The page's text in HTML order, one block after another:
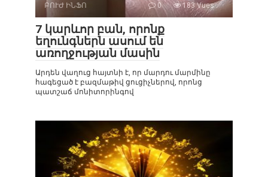
ԲՈՒԺ ԻՆՖՈ 0 183 Vues :
7 կարևոր բան, որոնք
եղունգներն ասում են
առողջության մասին
Արդեն վաղուց հայտնի է, որ մարդու մարմինը
հագեցած է բազմաթիվ ցուցիչներով, որոնց
պատշաճ մոնիտորինգով